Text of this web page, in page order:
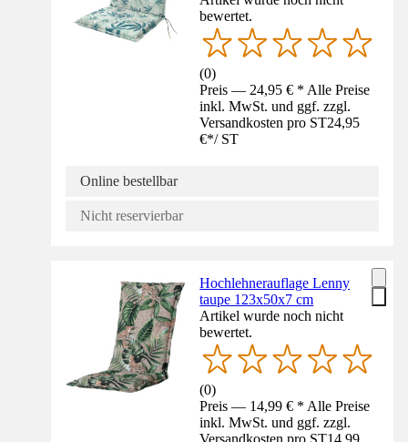
bewertet.
(0)
Preis — 24,95 € * Alle Preise
inkl. MwSt. und ggf. zzgl.
Versandkosten pro ST24,95
€*/ ST
Online bestellbar
Nicht reservierbar
Hochlehnerauflage Lenny
taupe 123x50x7 cm
Artikel wurde noch nicht
bewertet.
(0)
Preis — 14,99 € * Alle Preise
inkl. MwSt. und ggf. zzgl.
Versandkosten pro ST14,99